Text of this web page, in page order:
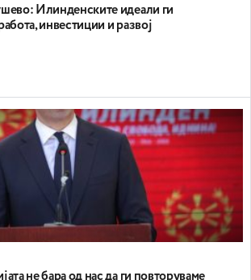
Илинденските идеали ги
инвестиции и развој
не бара од нас да ги повторуваме